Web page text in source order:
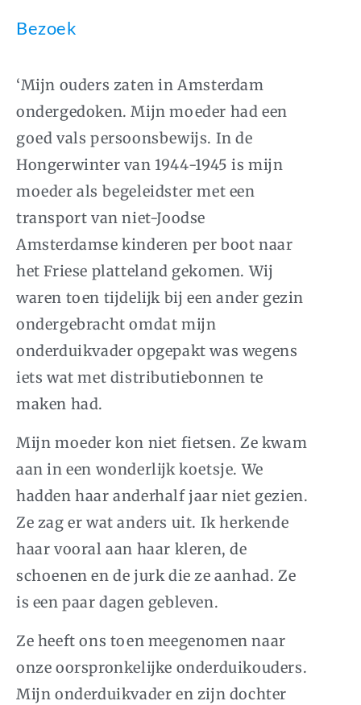
Bezoek
‘Mijn ouders zaten in Amsterdam
ondergedoken. Mijn moeder had een
goed vals persoonsbewijs. In de
Hongerwinter van 1944-1945 is mijn
moeder als begeleidster met een
transport van niet-Joodse
Amsterdamse kinderen per boot naar
het Friese platteland gekomen. Wij
waren toen tijdelijk bij een ander gezin
ondergebracht omdat mijn
onderduikvader opgepakt was wegens
iets wat met distributiebonnen te
maken had.
Mijn moeder kon niet fietsen. Ze kwam
aan in een wonderlijk koetsje. We
hadden haar anderhalf jaar niet gezien.
Ze zag er wat anders uit. Ik herkende
haar vooral aan haar kleren, de
schoenen en de jurk die ze aanhad. Ze
is een paar dagen gebleven.
Ze heeft ons toen meegenomen naar
onze oorspronkelijke onderduikouders.
Mijn onderduikvader en zijn dochter